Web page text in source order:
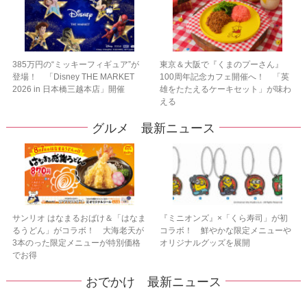
385万円の“ミッキーフィギュア”が
登場！ 「Disney THE MARKET
2026 in 日本橋三越本店」開催
東京＆大阪で『くまのプーさん』
100周年記念カフェ開催へ！ 「英
雄をたたえるケーキセット」が味わ
える
グルメ 最新ニュース
サンリオ はなまるおばけ＆「はなま
るうどん」がコラボ！ 大海老天が
3本のった限定メニューが特別価格
でお得
『ミニオンズ』×「くら寿司」が初
コラボ！ 鮮やかな限定メニューや
オリジナルグッズを展開
おでかけ 最新ニュース